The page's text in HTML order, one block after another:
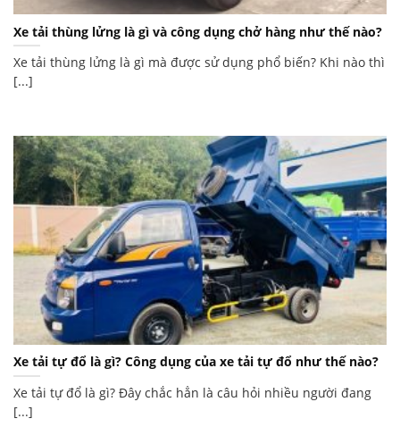
Xe tải thùng lửng là gì và công dụng chở hàng như thế nào?
Xe tải thùng lửng là gì mà được sử dụng phổ biến? Khi nào thì
[...]
Xe tải tự đổ là gì? Công dụng của xe tải tự đổ như thế nào?
Xe tải tự đổ là gì? Đây chắc hẳn là câu hỏi nhiều người đang
[...]